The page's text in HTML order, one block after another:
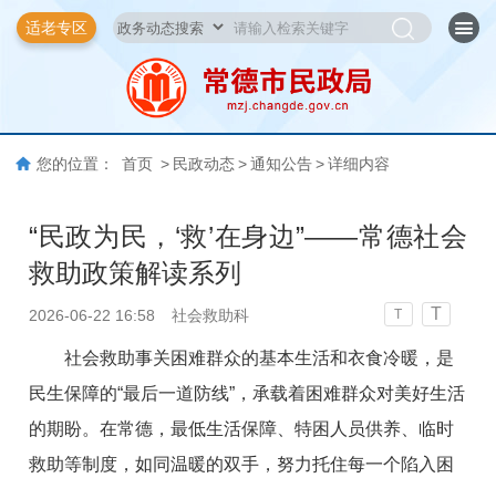
适老专区
您的位置： 首页 > 民政动态 > 通知公告 > 详细内容
“民政为民，‘救’在身边”——常德社会
救助政策解读系列
2026-06-22 16:58 社会救助科 T T
社会救助事关困难群众的基本生活和衣食冷暖，是
民生保障的“最后一道防线”，承载着困难群众对美好生活
的期盼。在常德，最低生活保障、特困人员供养、临时
救助等制度，如同温暖的双手，努力托住每一个陷入困